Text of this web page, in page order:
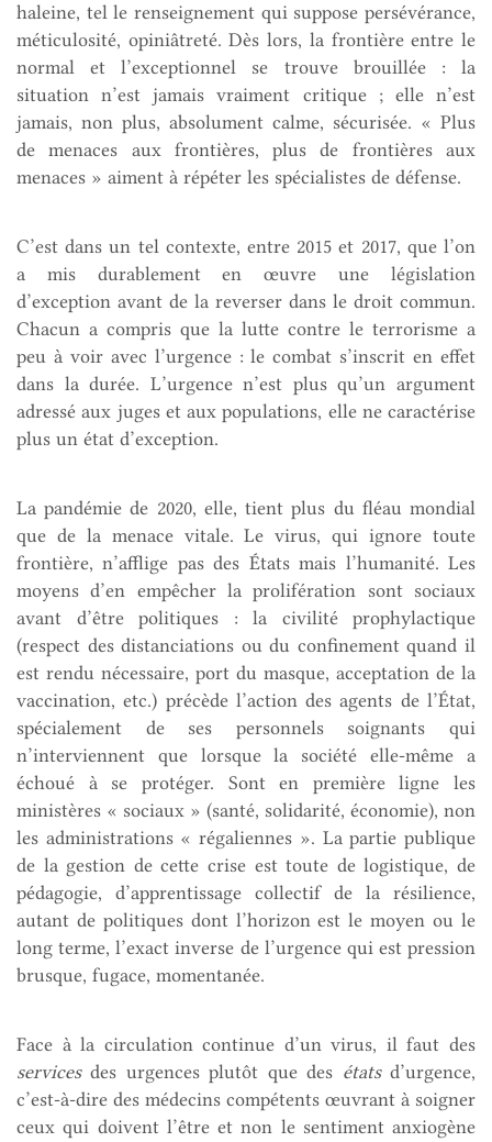
haleine, tel le renseignement qui suppose persévérance,
méticulosité, opiniâtreté. Dès lors, la frontière entre le
normal et l’exceptionnel se trouve brouillée : la
situation n’est jamais vraiment critique ; elle n’est
jamais, non plus, absolument calme, sécurisée. « Plus
de menaces aux frontières, plus de frontières aux
menaces » aiment à répéter les spécialistes de défense.
C’est dans un tel contexte, entre 2015 et 2017, que l’on
a mis durablement en œuvre une législation
d’exception avant de la reverser dans le droit commun.
Chacun a compris que la lutte contre le terrorisme a
peu à voir avec l’urgence : le combat s’inscrit en effet
dans la durée. L’urgence n’est plus qu’un argument
adressé aux juges et aux populations, elle ne caractérise
plus un état d’exception.
La pandémie de 2020, elle, tient plus du fléau mondial
que de la menace vitale. Le virus, qui ignore toute
frontière, n’afflige pas des États mais l’humanité. Les
moyens d’en empêcher la prolifération sont sociaux
avant d’être politiques : la civilité prophylactique
(respect des distanciations ou du confinement quand il
est rendu nécessaire, port du masque, acceptation de la
vaccination, etc.) précède l’action des agents de l’État,
spécialement de ses personnels soignants qui
n’interviennent que lorsque la société elle-même a
échoué à se protéger. Sont en première ligne les
ministères « sociaux » (santé, solidarité, économie), non
les administrations « régaliennes ». La partie publique
de la gestion de cette crise est toute de logistique, de
pédagogie, d’apprentissage collectif de la résilience,
autant de politiques dont l’horizon est le moyen ou le
long terme, l’exact inverse de l’urgence qui est pression
brusque, fugace, momentanée.
Face à la circulation continue d’un virus, il faut des
servicesdes urgences plutôt que des étatsd’urgence,
c’est-à-dire des médecins compétents œuvrant à soigner
ceux qui doivent l’être et non le sentiment anxiogène